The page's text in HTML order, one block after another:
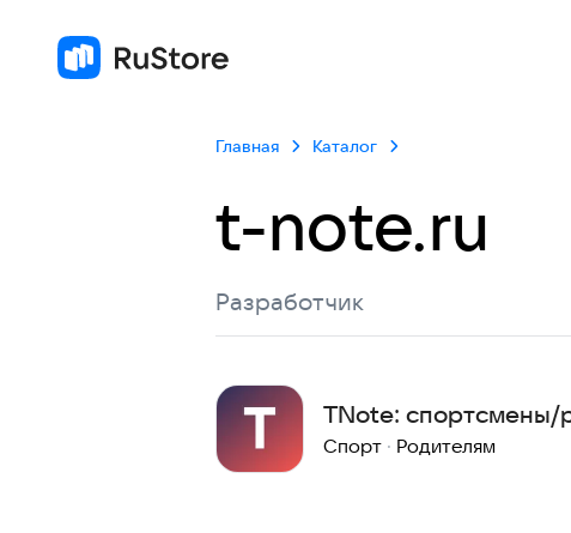
Главная Каталог
t-note.ru
Разработчик
TNote: спортсмены/
Спорт · Родителям